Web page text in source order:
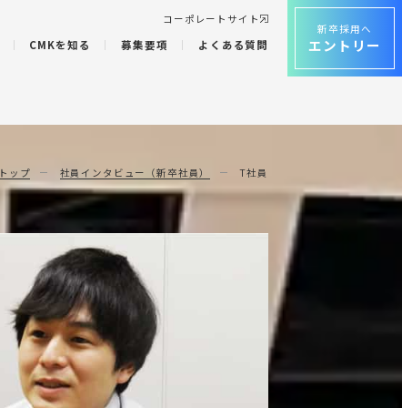
コーポレートサイト
CMKを知る 募集要項 よくある質問
新卒採用へ
エントリー
トップ 社員インタビュー（新卒社員） T社員